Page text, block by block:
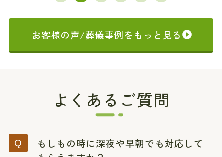
お客様の声/葬儀事例をもっと見る
よくあるご質問
もしもの時に深夜や早朝でも対応して